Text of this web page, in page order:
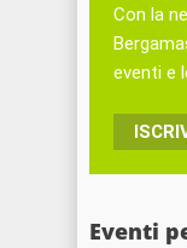
Con la
eventi e
Eventi